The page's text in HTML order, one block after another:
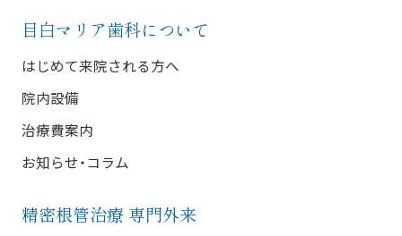
目白マリア歯科について
はじめて来院される方へ
院内設備
治療費案内
お知らせ・コラム
精密根管治療 専門外来